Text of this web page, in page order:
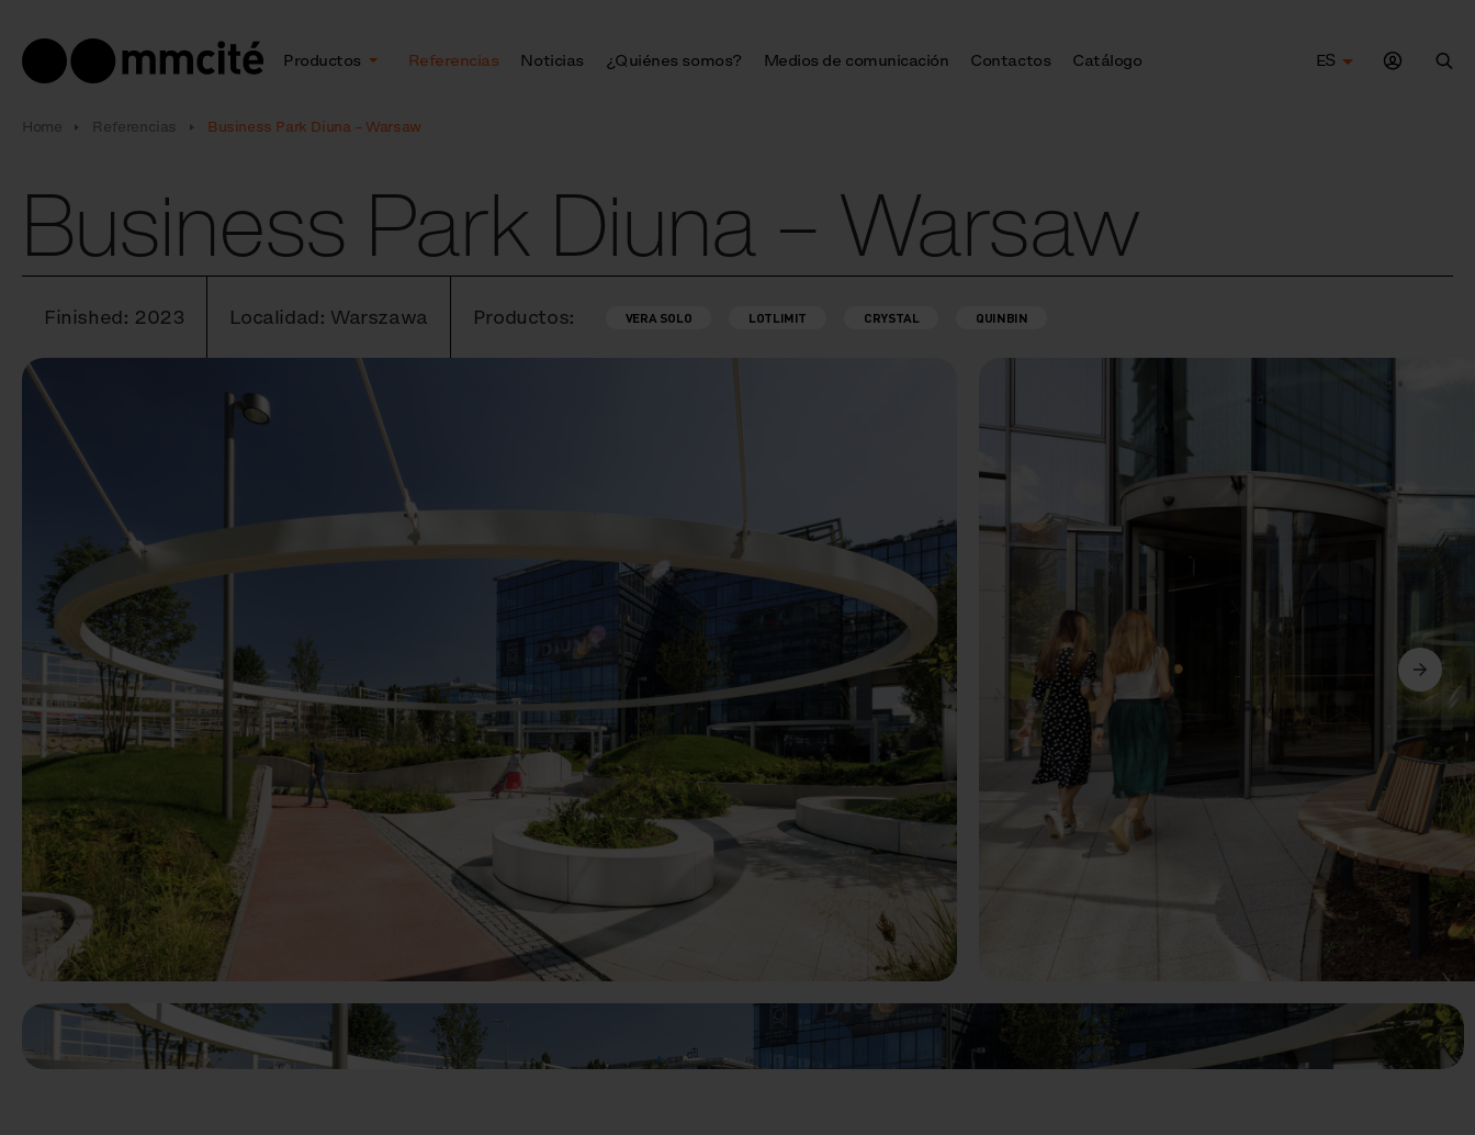
Productos Referencias Noticias ¿Quiénes somos? Medios de comunicación Contactos Catálogo
ES
Home Referencias Business Park Diuna – Warsaw
Business Park Diuna – Warsaw
Finished: 2023 Localidad: Warszawa Productos: VERA SOLO LOTLIMIT CRYSTAL QUINBIN
Anterior Siguiente